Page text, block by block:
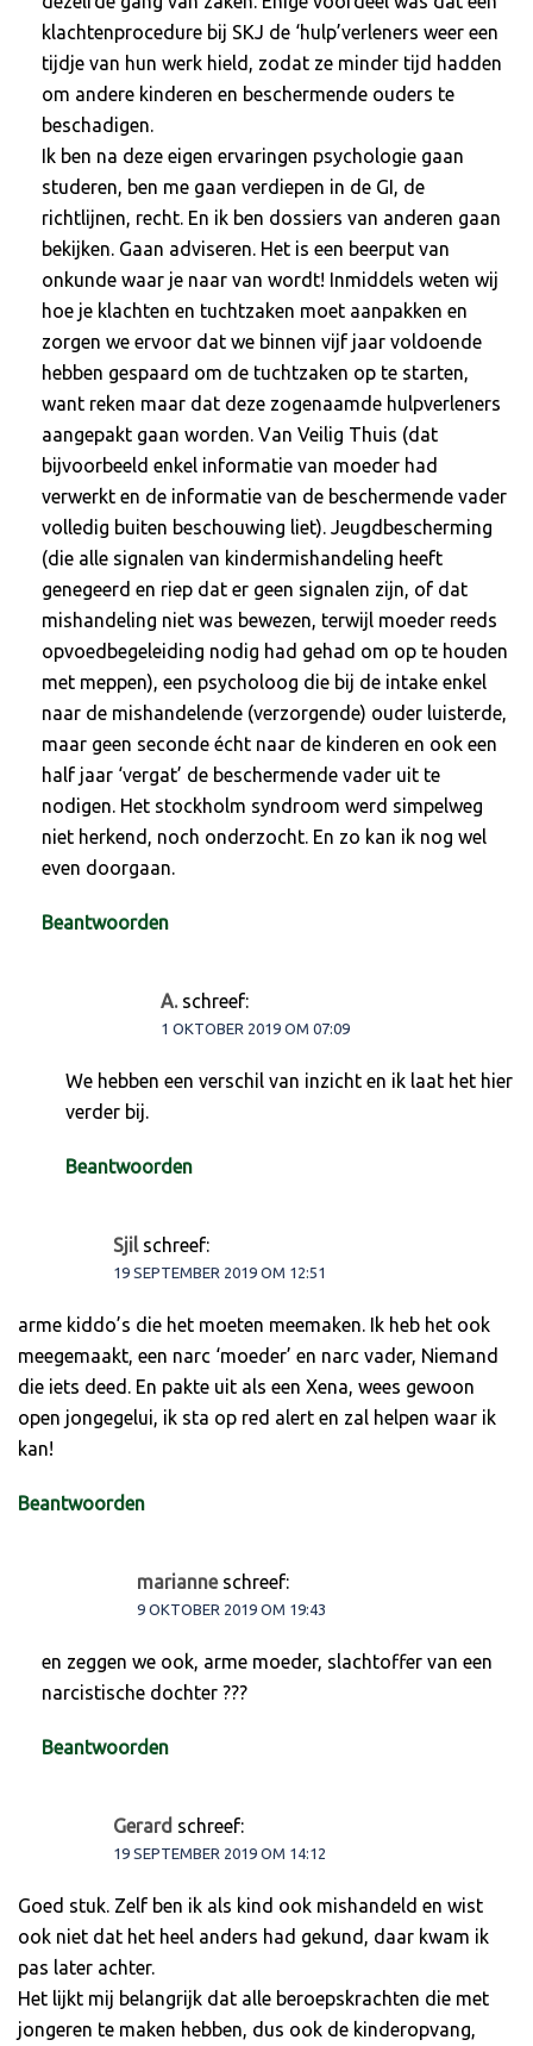
klachtenprocedure bij SKJ de ‘hulp’verleners weer een
tijdje van hun werk hield, zodat ze minder tijd hadden
om andere kinderen en beschermende ouders te
beschadigen.
Ik ben na deze eigen ervaringen psychologie gaan
studeren, ben me gaan verdiepen in de GI, de
richtlijnen, recht. En ik ben dossiers van anderen gaan
bekijken. Gaan adviseren. Het is een beerput van
onkunde waar je naar van wordt! Inmiddels weten wij
hoe je klachten en tuchtzaken moet aanpakken en
zorgen we ervoor dat we binnen vijf jaar voldoende
hebben gespaard om de tuchtzaken op te starten,
want reken maar dat deze zogenaamde hulpverleners
aangepakt gaan worden. Van Veilig Thuis (dat
bijvoorbeeld enkel informatie van moeder had
verwerkt en de informatie van de beschermende vader
volledig buiten beschouwing liet). Jeugdbescherming
(die alle signalen van kindermishandeling heeft
genegeerd en riep dat er geen signalen zijn, of dat
mishandeling niet was bewezen, terwijl moeder reeds
opvoedbegeleiding nodig had gehad om op te houden
met meppen), een psycholoog die bij de intake enkel
naar de mishandelende (verzorgende) ouder luisterde,
maar geen seconde écht naar de kinderen en ook een
half jaar ‘vergat’ de beschermende vader uit te
nodigen. Het stockholm syndroom werd simpelweg
niet herkend, noch onderzocht. En zo kan ik nog wel
even doorgaan.
Beantwoorden
A. schreef:
1 OKTOBER 2019 OM 07:09
We hebben een verschil van inzicht en ik laat het hier
verder bij.
Beantwoorden
Sjil schreef:
19 SEPTEMBER 2019 OM 12:51
arme kiddo’s die het moeten meemaken. Ik heb het ook
meegemaakt, een narc ‘moeder’ en narc vader, Niemand
die iets deed. En pakte uit als een Xena, wees gewoon
open jongegelui, ik sta op red alert en zal helpen waar ik
kan!
Beantwoorden
marianne schreef:
9 OKTOBER 2019 OM 19:43
en zeggen we ook, arme moeder, slachtoffer van een
narcistische dochter ???
Beantwoorden
Gerard schreef:
19 SEPTEMBER 2019 OM 14:12
Goed stuk. Zelf ben ik als kind ook mishandeld en wist
ook niet dat het heel anders had gekund, daar kwam ik
pas later achter.
Het lijkt mij belangrijk dat alle beroepskrachten die met
jongeren te maken hebben, dus ook de kinderopvang,